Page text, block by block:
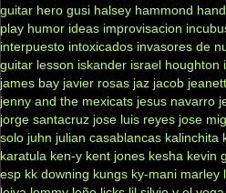
guitar hero gusi halsey hammond
play humor ideas improvisacion
interpuesto intoxicados invasores de
guitar lesson iskander israel houghton
james bay javier rosas jaz jacob
jenny and the mexicats jesus navarro
jorge santacruz jose luis reyes jose
solo juhn julian casablancas kalinchita
karatula ken-y kent jones kesha kevin
esp kk downing kungs ky-mani marley